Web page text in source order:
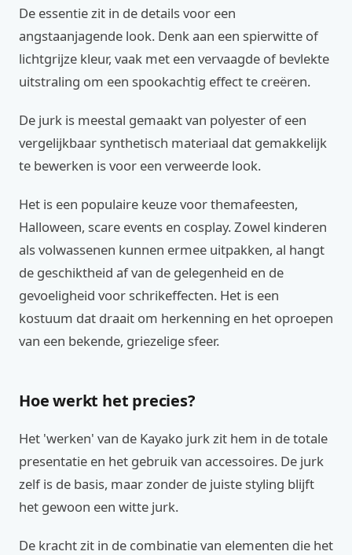
De essentie zit in de details voor een
angstaanjagende look. Denk aan een spierwitte of
lichtgrijze kleur, vaak met een vervaagde of bevlekte
uitstraling om een spookachtig effect te creëren.
De jurk is meestal gemaakt van polyester of een
vergelijkbaar synthetisch materiaal dat gemakkelijk
te bewerken is voor een verweerde look.
Het is een populaire keuze voor themafeesten,
Halloween, scare events en cosplay. Zowel kinderen
als volwassenen kunnen ermee uitpakken, al hangt
de geschiktheid af van de gelegenheid en de
gevoeligheid voor schrikeffecten. Het is een
kostuum dat draait om herkenning en het oproepen
van een bekende, griezelige sfeer.
Hoe werkt het precies?
Het 'werken' van de Kayako jurk zit hem in de totale
presentatie en het gebruik van accessoires. De jurk
zelf is de basis, maar zonder de juiste styling blijft
het gewoon een witte jurk.
De kracht zit in de combinatie van elementen die het